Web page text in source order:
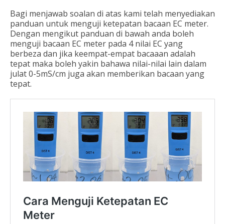
Bagi menjawab soalan di atas kami telah menyediakan
panduan untuk menguji ketepatan bacaan EC meter.
Dengan mengikut panduan di bawah anda boleh
menguji bacaan EC meter pada 4 nilai EC yang
berbeza dan jika keempat-empat bacaaan adalah
tepat maka boleh yakin bahawa nilai-nilai lain dalam
julat 0-5mS/cm juga akan memberikan bacaan yang
tepat.